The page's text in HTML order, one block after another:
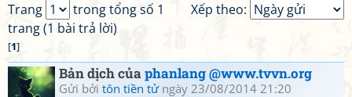
Xếp theo:
Trang
trong tổng số 1
trang (1 bài trả lời)
[1]
Bản dịch củaphanlang @www.tvvn.org
Gửi bởi tôn tiền tửngày 23/08/2014 21:20